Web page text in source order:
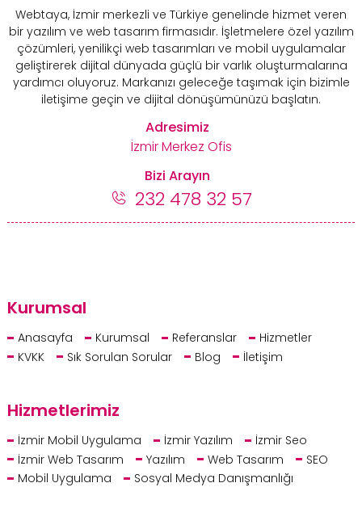
Kurumsal
Anasayfa Kurumsal Referanslar
Hizmetler
KVKK
Sık Sorulan Sorular Blog İletişim
Hizmetlerimiz
İzmir Mobil Uygulama İzmir Yazılım
İzmir Seo
İzmir Web Tasarım
Yazılım Web Tasarım
SEO
Mobil Uygulama
Sosyal Medya Danışmanlığı
Webtaya, İzmir merkezli ve Türkiye genelinde hizmet veren
bir yazılım ve web tasarım firmasıdır. İşletmelere özel yazılım
çözümleri, yenilikçi web tasarımları ve mobil uygulamalar
geliştirerek dijital dünyada güçlü bir varlık oluşturmalarına
yardımcı oluyoruz. Markanızı geleceğe taşımak için bizimle
iletişime geçin ve dijital dönüşümünüzü başlatın.
Adresimiz
İzmir Merkez Ofis
Bizi Arayın
232 478 32 57